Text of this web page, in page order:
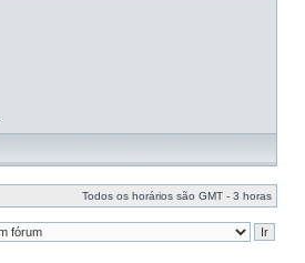
Todos os horários são GMT - 3 horas